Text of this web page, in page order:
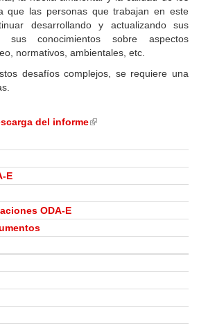
que las personas que trabajan en este
desarrollando y actualizando sus
sus conocimientos sobre aspectos
normativos, ambientales, etc.
desafíos complejos, se requiere una
del informe(link
external)
E
ODA-E